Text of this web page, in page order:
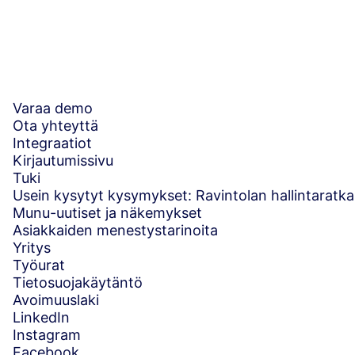
Varaa demo
Ota yhteyttä
Integraatiot
Kirjautumissivu
Tuki
Usein kysytyt kysymykset: Ravintolan
Munu-uutiset ja näkemykset
Asiakkaiden menestystarinoita
Yritys
Työurat
Tietosuojakäytäntö
Avoimuuslaki
LinkedIn
Instagram